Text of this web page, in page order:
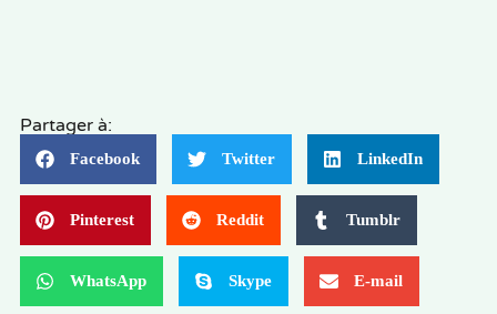
Partager à:
Facebook Twitter LinkedIn
Pinterest Reddit Tumblr
WhatsApp Skype E-mail